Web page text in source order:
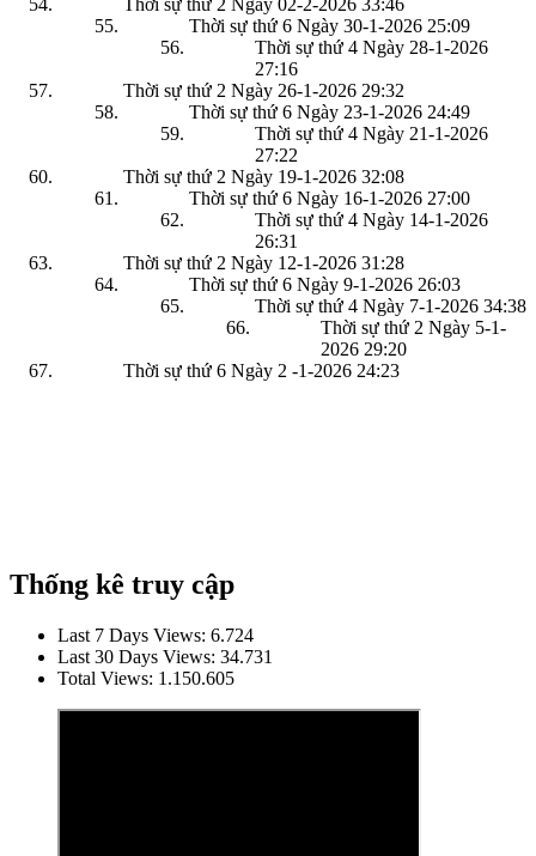
Thời sự thứ 2 Ngày 02-2-2026 33:46
Thời sự thứ 6 Ngày 30-1-2026 25:09
Thời sự thứ 4 Ngày 28-1-2026
27:16
Thời sự thứ 2 Ngày 26-1-2026 29:32
Thời sự thứ 6 Ngày 23-1-2026 24:49
Thời sự thứ 4 Ngày 21-1-2026
27:22
Thời sự thứ 2 Ngày 19-1-2026 32:08
Thời sự thứ 6 Ngày 16-1-2026 27:00
Thời sự thứ 4 Ngày 14-1-2026
26:31
Thời sự thứ 2 Ngày 12-1-2026 31:28
Thời sự thứ 6 Ngày 9-1-2026 26:03
Thời sự thứ 4 Ngày 7-1-2026 34:38
Thời sự thứ 2 Ngày 5-1-
2026 29:20
Thời sự thứ 6 Ngày 2 -1-2026 24:23
Thống kê truy cập
Last 7 Days Views: 6.724
Last 30 Days Views: 34.731
Total Views: 1.150.605